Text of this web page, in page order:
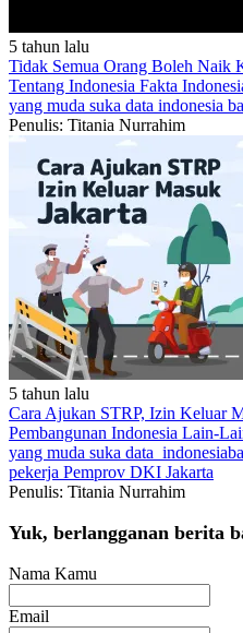
5 tahun lalu
Tidak Semua Orang Boleh Naik
Tentang Indonesia Fakta
yang muda suka data indonesia
Penulis: Titania Nurrahim
5 tahun lalu
Cara Ajukan STRP, Izin Keluar
Pembangunan Indonesia Lain-
yang muda suka data
pekerja Pemprov DKI Jakarta
Penulis: Titania Nurrahim
Yuk, berlangganan berita
Nama Kamu
Email